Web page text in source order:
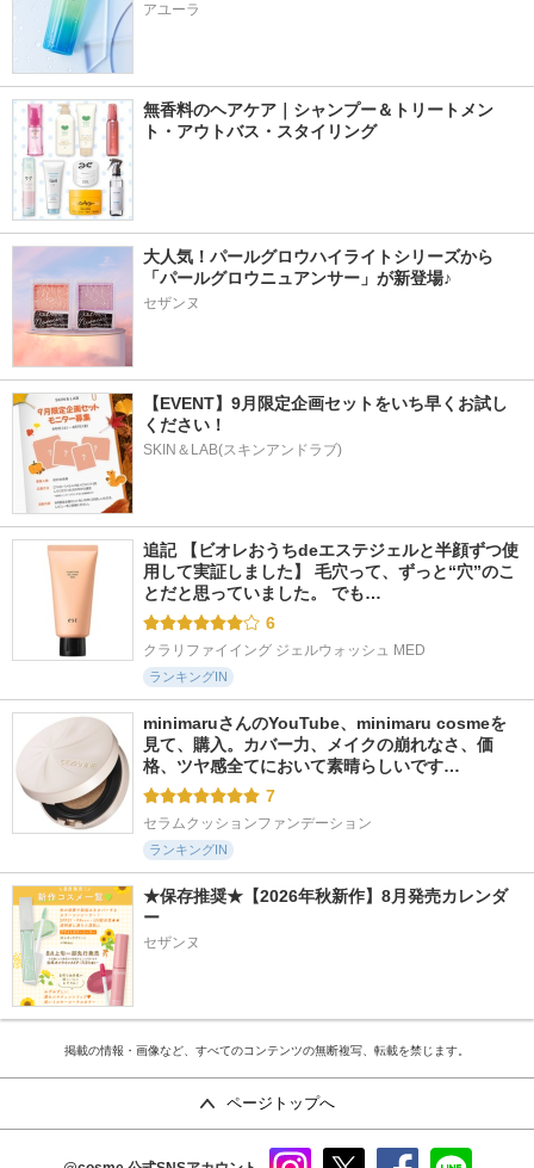
アユーラ
無香料のヘアケア｜シャンプー＆トリートメン
ト・アウトバス・スタイリング
大人気！パールグロウハイライトシリーズから
「パールグロウニュアンサー」が新登場♪
セザンヌ
【EVENT】9月限定企画セットをいち早くお試し
ください！
SKIN＆LAB(スキンアンドラブ)
追記 【ビオレおうちdeエステジェルと半顔ずつ使
用して実証しました】 毛穴って、ずっと“穴”のこ
とだと思っていました。 でも…
6
クラリファイイング ジェルウォッシュ MED
ランキングIN
minimaruさんのYouTube、minimaru cosmeを
見て、購入。カバー力、メイクの崩れなさ、価
格、ツヤ感全てにおいて素晴らしいです…
7
セラムクッションファンデーション
ランキングIN
★保存推奨★【2026年秋新作】8月発売カレンダ
ー
セザンヌ
掲載の情報・画像など、すべてのコンテンツの無断複写、転載を禁じます。
ページトップへ